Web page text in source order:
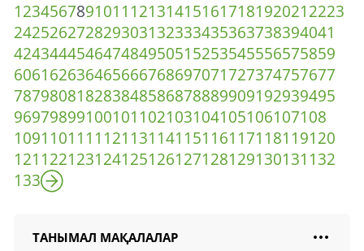
1234567891011 121314151617181920212223
242526272829303132333435363738394041
424344454647484950515253545556575859
606162636465666768697071727374757677
787980818283848586878889909192939495
96979899100101 102103104105106107108
109110111 112113114115116117118119120
121 122123124125126127128129130131 132
133
ТАНЫМАЛ МАҚАЛАЛАР